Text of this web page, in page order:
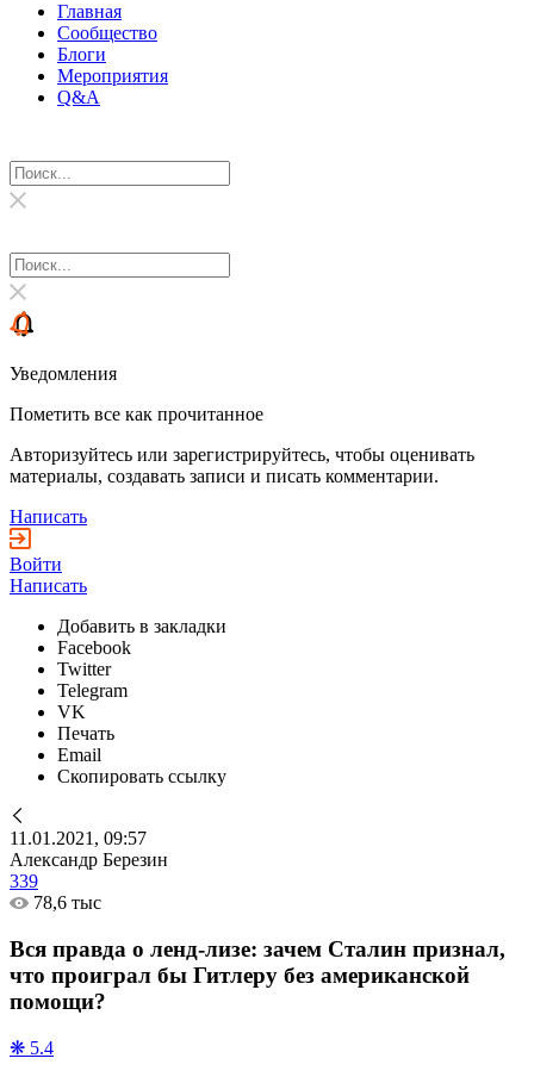
Главная
Сообщество
Блоги
Мероприятия
Q&A
Уведомления
Пометить все как прочитанное
Авторизуйтесь или зарегистрируйтесь, чтобы оценивать
материалы, создавать записи и писать комментарии.
Написать
Войти
Написать
Добавить в закладки
Facebook
Twitter
Telegram
VK
Печать
Email
Скопировать ссылку
11.01.2021, 09:57
Александр Березин
339
78,6 тыс
Вся правда о ленд-лизе: зачем Сталин признал,
что проиграл бы Гитлеру без американской
помощи?
❋ 5.4